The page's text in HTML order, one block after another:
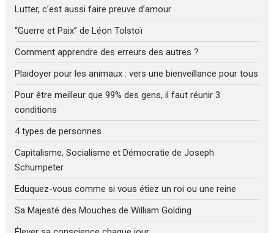
Lutter, c’est aussi faire preuve d’amour
“Guerre et Paix” de Léon Tolstoï
Comment apprendre des erreurs des autres ?
Plaidoyer pour les animaux : vers une bienveillance pour tous
Pour être meilleur que 99% des gens, il faut réunir 3
conditions
4 types de personnes
Capitalisme, Socialisme et Démocratie de Joseph
Schumpeter
Eduquez-vous comme si vous étiez un roi ou une reine
Sa Majesté des Mouches de William Golding